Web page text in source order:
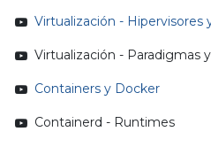
Virtualización - Hipervisores
Virtualización - Paradigmas
Containers y Docker
Containerd - Runtimes